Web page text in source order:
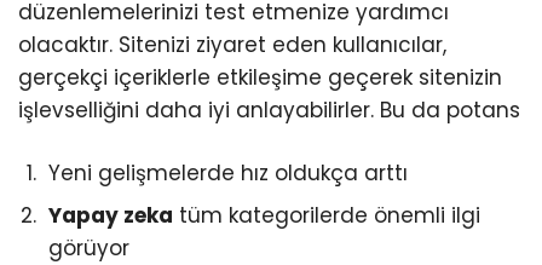
düzenlemelerinizi test etmenize yardımcı
olacaktır. Sitenizi ziyaret eden kullanıcılar,
gerçekçi içeriklerle etkileşime geçerek sitenizin
işlevselliğini daha iyi anlayabilirler. Bu da potans
Yeni gelişmelerde hız oldukça arttı
Yapay zeka tüm kategorilerde önemli ilgi
görüyor